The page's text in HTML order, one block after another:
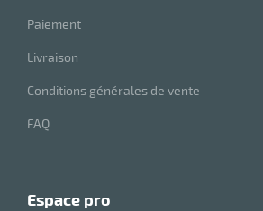
Paiement
Livraison
Conditions générales de vente
FAQ
espace pro